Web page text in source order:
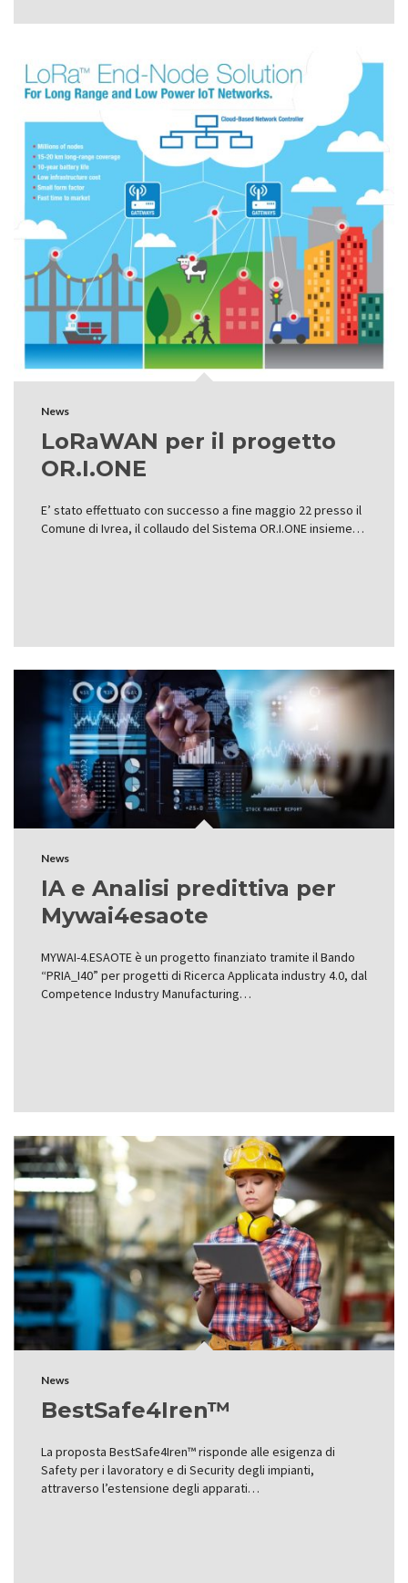
News
LoRaWAN per il progetto
OR.I.ONE
E’ stato effettuato con successo a fine maggio 22 presso il
Comune di Ivrea, il collaudo del Sistema OR.I.ONE insieme…
News
IA e Analisi predittiva per
Mywai4esaote
MYWAI-4.ESAOTE è un progetto finanziato tramite il Bando
“PRIA_I40” per progetti di Ricerca Applicata industry 4.0, dal
Competence Industry Manufacturing…
News
BestSafe4Iren™
La pro­po­sta BestSa­fe4I­ren™ risponde alle esi­gen­za di
Safety per i lavoratory e di Security degli impianti,
attraverso l’estensione degli appa­ra­ti…